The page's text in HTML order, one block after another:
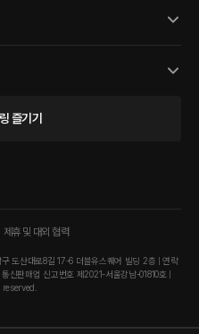
즐기기
제휴 및 대외 협력
도산대로8길 17-6 더블유스퀘어 빌딩 2층 | 연락
판매업 신고번호 제2021-서울강남-01810호 |